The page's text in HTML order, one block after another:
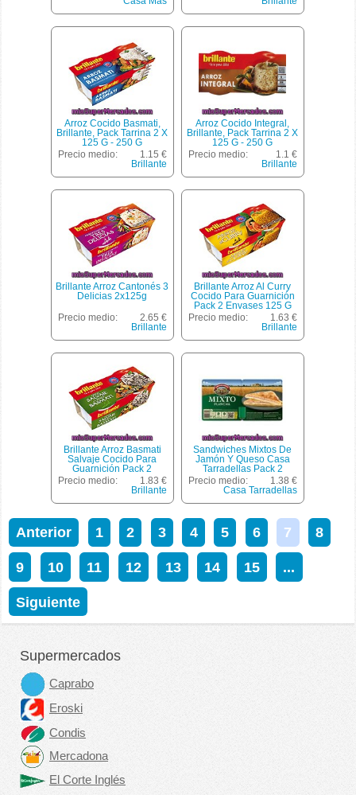
Arroz Cocido Basmati,
Brillante, Pack Tarrina 2 X
125 G - 250 G
Precio medio:
1.15 €
Brillante
Arroz Cocido Integral,
Brillante, Pack Tarrina 2 X
125 G - 250 G
Precio medio:
1.1 €
Brillante
Brillante Arroz Cantonés 3
Delicias 2x125g
Precio medio:
2.65 €
Brillante
Brillante Arroz Al Curry
Cocido Para Guarnición
Pack 2 Envases 125 G
Precio medio:
1.63 €
Brillante
Brillante Arroz Basmati
Salvaje Cocido Para
Guarnición Pack 2
Envases 125 G
Precio medio:
1.83 €
Brillante
Sandwiches Mixtos De
Jamón Y Queso Casa
Tarradellas Pack 2
Unidades 135 Gramos
Precio medio:
1.38 €
Casa Tarradellas
Anterior 1 2 3 4 5 6 7 8
9 10 11 12 13 14 15 ...
Siguiente
Supermercados
Caprabo
Eroski
Condis
Mercadona
El Corte Inglés